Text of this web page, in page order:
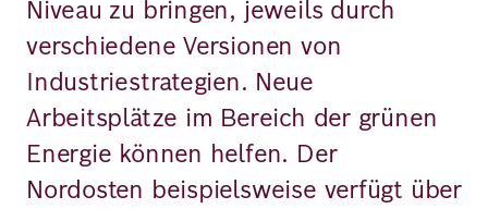
Niveau zu bringen, jeweils durch
verschiedene Versionen von
Industriestrategien. Neue
Arbeitsplätze im Bereich der grünen
Energie können helfen. Der
Nordosten beispielsweise verfügt über